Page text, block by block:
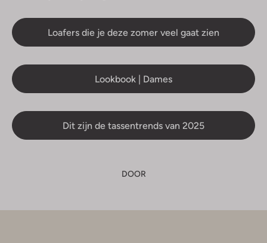
Loafers die je deze zomer veel gaat zien
Lookbook | Dames
Dit zijn de tassentrends van 2025
DOOR